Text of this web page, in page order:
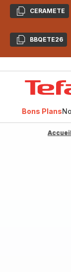
CopierCERAMETE
CopierBBQETE26
Bons Plans
Accueil